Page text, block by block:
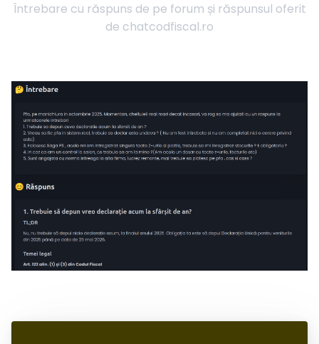
Întrebare cu răspuns de pe forum și răspunsul oferit
de chatcodfiscal.ro